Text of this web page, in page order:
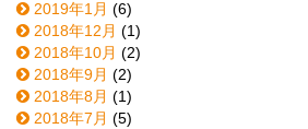
2019年1月 (6)
2018年12月 (1)
2018年10月 (2)
2018年9月 (2)
2018年8月 (1)
2018年7月 (5)